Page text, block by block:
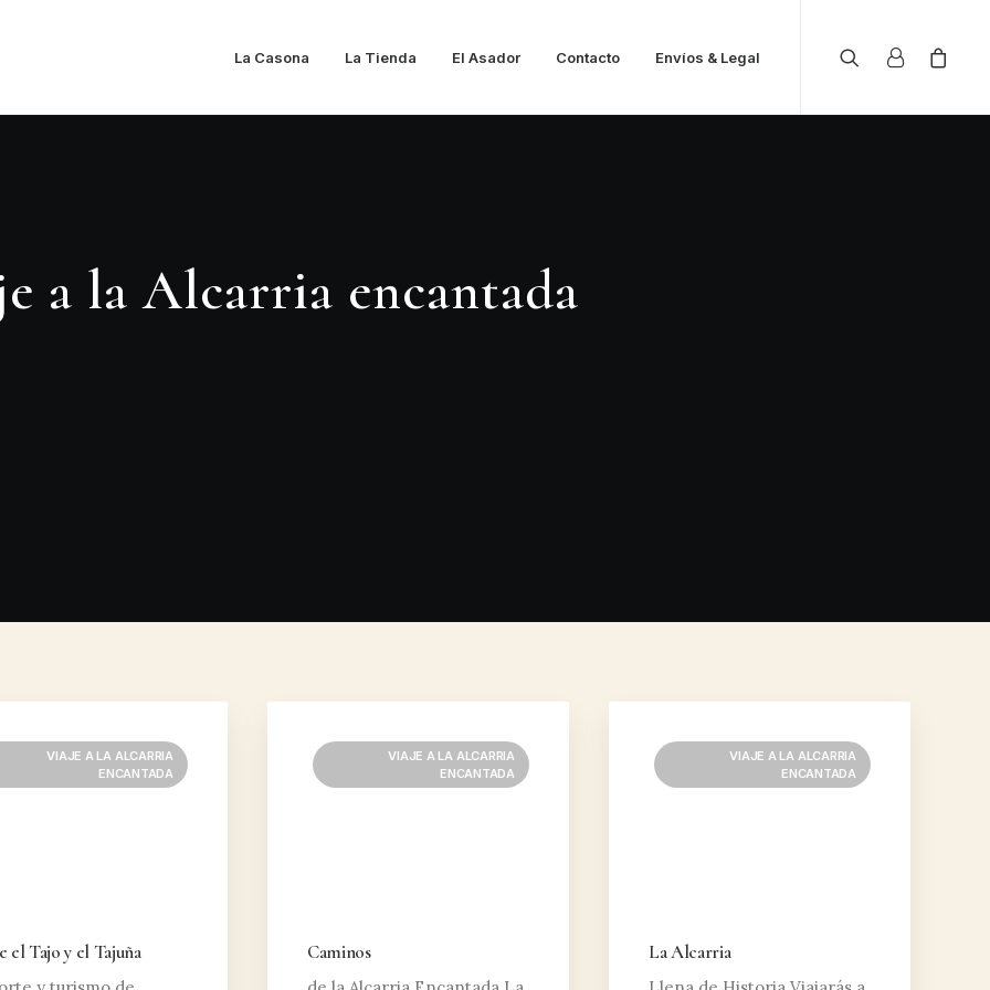
La Casona La Tienda El Asador Contacto Envíos & Legal
a la Alcarria encantada
VIAJE A LA ALCARRIA
ENCANTADA
el Tajo y el Tajuña
VIAJE A LA ALCARRIA
ENCANTADA
Caminos
VIAJE A LA ALCARRIA
ENCANTADA
La Alcarria